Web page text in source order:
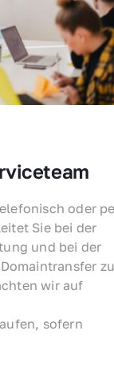
oder
Sie bei der
und bei der
zu
wir auf
sofern